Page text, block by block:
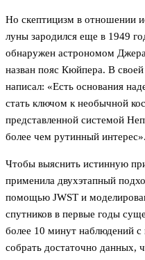
Но скептицизм в отношении
луны зародился еще в 1949
обнаружен астрономом
назван пояс Кюйпера. В
написал: «Есть основания
стать ключом к необычной
представленной системой
более чем рутинный интерес».
Чтобы выяснить истинную
применила двухэтапный
помощью JWST и
спутников в первые годы
более 10 минут наблюдений
собрать достаточно данных,